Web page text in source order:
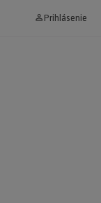
person_outline Prihlásenie